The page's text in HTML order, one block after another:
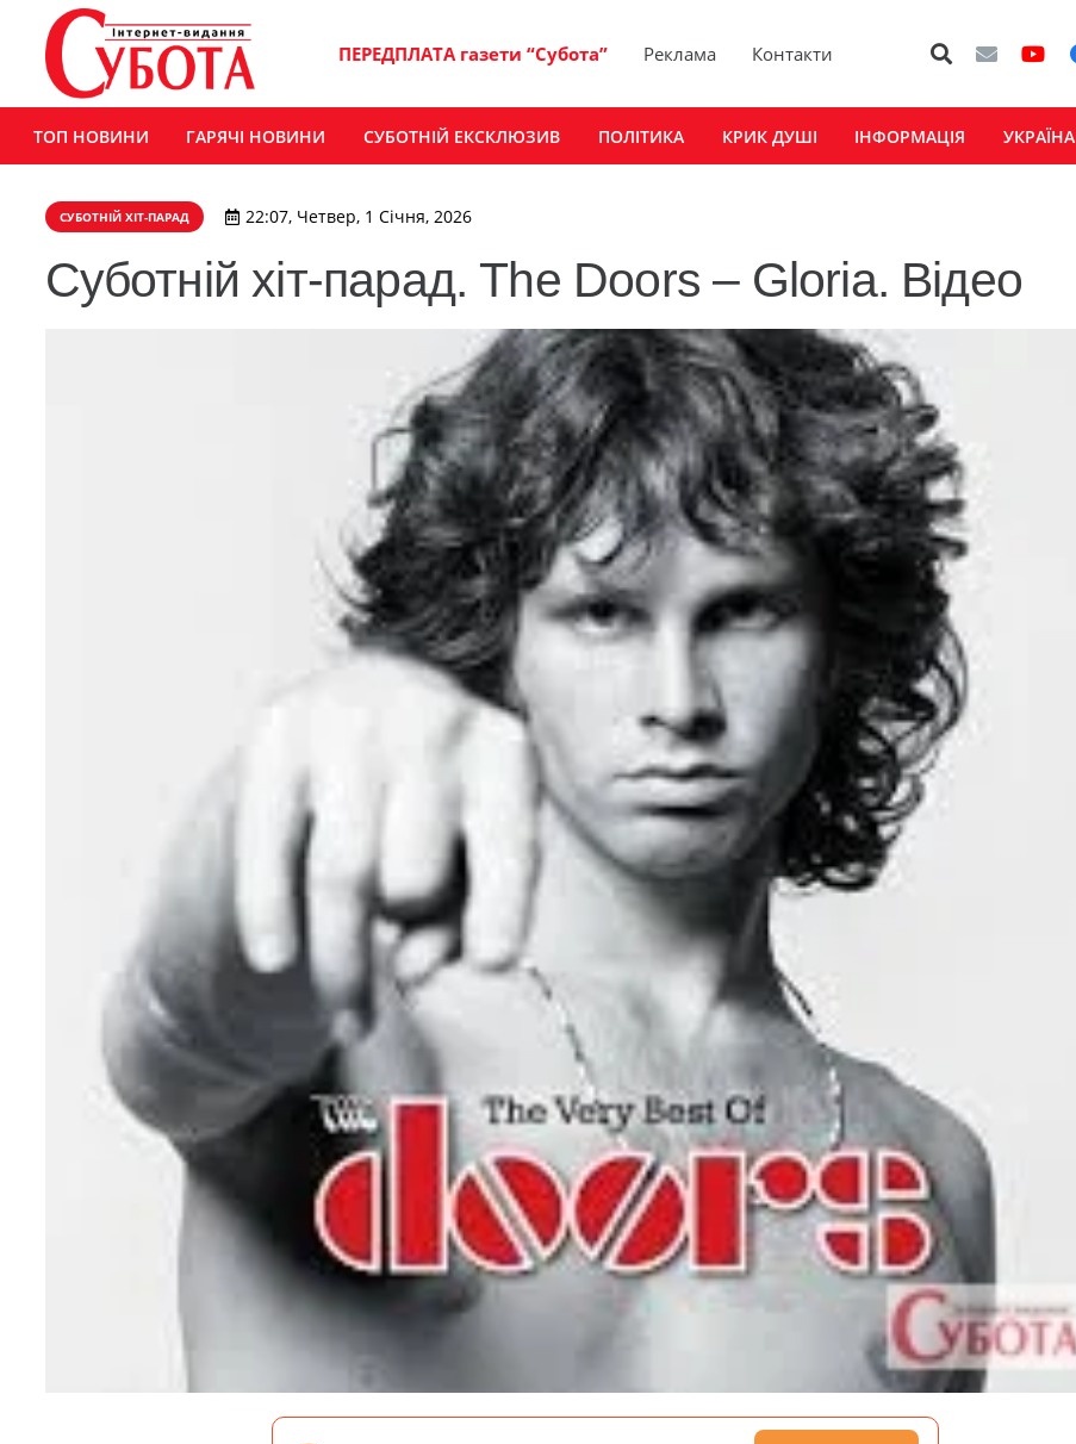
ПЕРЕДПЛАТА газети “Субота” Реклама Контакти
ТОП НОВИНИ ГАРЯЧІ НОВИНИ СУБОТНІЙ ЕКСКЛЮЗИВ ПОЛІТИКА КРИК ДУШІ ІНФОРМАЦІЯ УКРАЇНА
СУБОТНІЙ ХІТ-ПАРАД 22:07, Четвер, 1 Січня, 2026
Суботній хіт-парад. The Doors – Gloria. Відео